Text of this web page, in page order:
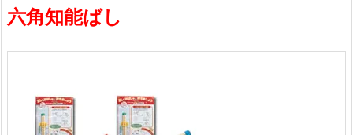
六角知能ばし